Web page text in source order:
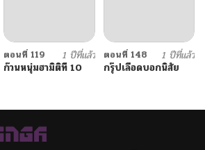
ตอนที่ 119
1 ปีที่แล้ว
ก๊วนหนุ่มฮามิติที่ 10
ตอนที่ 148
1 ปีที่แล้ว
กรุ๊ปเลือดบอกนิสัย